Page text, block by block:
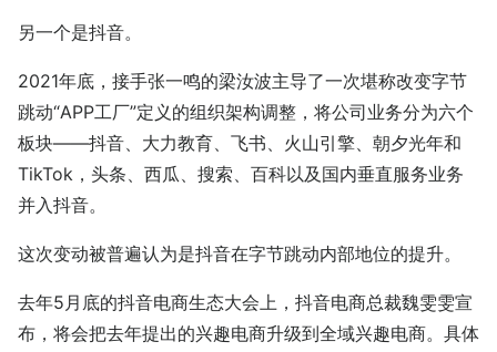
另一个是抖音。
2021年底，接手张一鸣的梁汝波主导了一次堪称改变字节
跳动“APP工厂”定义的组织架构调整，将公司业务分为六个
板块——抖音、大力教育、飞书、火山引擎、朝夕光年和
TikTok，头条、西瓜、搜索、百科以及国内垂直服务业务
并入抖音。
这次变动被普遍认为是抖音在字节跳动内部地位的提升。
去年5月底的抖音电商生态大会上，抖音电商总裁魏雯雯宣
布，将会把去年提出的兴趣电商升级到全域兴趣电商。具体